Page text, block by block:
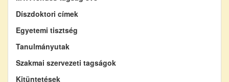
Díszdoktori címek
Egyetemi tisztség
Tanulmányutak
Szakmai szervezeti tagságok
Kitüntetések